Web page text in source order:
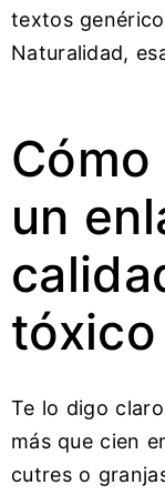
textos
Naturalidad,
un
tóxico
Te lo digo
más que cien
cutres o